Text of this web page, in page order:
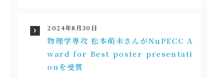
2024年8月30日
物理学専攻 松本萌未さんがNuPECC A
ward for Best poster presentati
onを受賞